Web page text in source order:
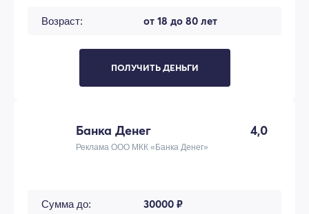
Возраст: от 18 до 80 лет
ПОЛУЧИТЬ ДЕНЬГИ
Банка Денег 4,0
Реклама ООО МКК «Банка Денег»
Сумма до: 30000 ₽